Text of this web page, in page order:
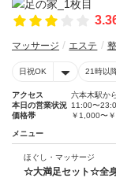
マッサージ エステ
日祝OK 21時以
アクセス
六本木駅か
本日の営業状況 11:00〜
価格帯
￥1,000〜
メニュー
ほぐし・マッサージ
☆大満足セット☆全